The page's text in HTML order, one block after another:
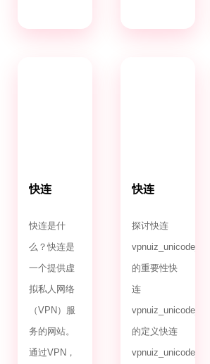
快连
快连是什
么？快连是
一个提供虚
拟私人网络
（VPN）服
务的网站。
通过VPN，
快连
探讨快连
vpnuiz_unicode_2.0
的重要性快
连
vpnuiz_unicode_2.0
的定义快连
vpnuiz_unicode_2.0